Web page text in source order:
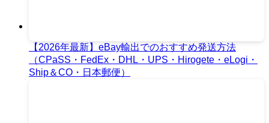
【2026年最新】eBay輸出でのおすすめ発送方法
（CPaSS・FedEx・DHL・UPS・Hirogete・eLogi・
Ship＆CO・日本郵便）